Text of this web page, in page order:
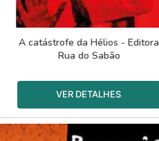
A catástrofe da Hélios - Editora
Rua do Sabão